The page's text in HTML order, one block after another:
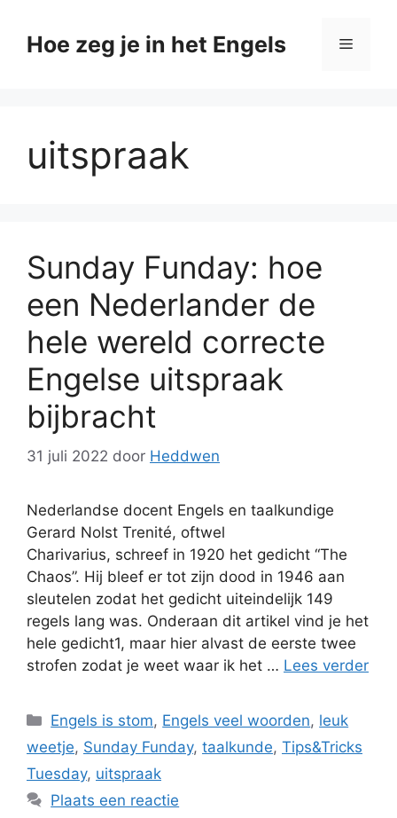
naarHoe zeg je in het Engels Menu
uitspraak
Sunday Funday: hoe
een Nederlander de
hele wereld correcte
Engelse uitspraak
bijbracht
31 juli 2022 door Heddwen
Nederlandse docent Engels en taalkundige
Gerard Nolst Trenité, oftwel
Charivarius, schreef in 1920 het gedicht “The
Chaos”. Hij bleef er tot zijn dood in 1946 aan
sleutelen zodat het gedicht uiteindelijk 149
regels lang was. Onderaan dit artikel vind je het
hele gedicht1, maar hier alvast de eerste twee
strofen zodat je weet waar ik het … Lees verder
Categorieën
Engels is stom, Engels veel woorden, leuk
weetje, Sunday Funday, taalkunde, Tips&Tricks
Tuesday, uitspraak
Plaats een reactie